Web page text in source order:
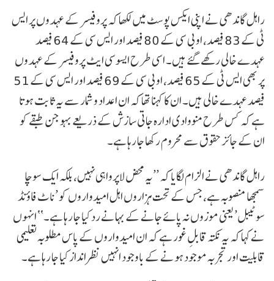
راہل گاندھی نے اپنی ایکس پوسٹ میں لکھا کہ پروفیسر کے عہدوں پر ایس
ٹی کے 83 فیصد، او بی سی کے 80 فیصد اور ایس سی کے 64 فیصد
عہدے خالی رکھے گئے ہیں۔ اسی طرح ایسوسی ایٹ پروفیسر کے عہدوں
پر بھی ایس ٹی کے 65 فیصد، او بی سی کے 69 فیصد اور ایس سی کے 51
فیصد عہدے خالی ہیں۔ ان کا کہنا تھا کہ ان اعداد و شمار سے یہ ثابت ہوتا
ہے کہ کس طرح منووادی ادارہ جاتی سازش کے ذریعے بہوجن طبقے کو
ان کے جائز حقوق سے محروم رکھا جا رہا ہے۔
راہل گاندھی نے الزام لگایا کہ ’’یہ محض لاپرواہی نہیں، بلکہ ایک سوچا
سمجھا منصوبہ ہے، جس کے تحت ہزاروں اہل امیدواروں کو ’ناٹ فاؤنڈ
سوٹیبل’ یعنی موزوں نہ پائے جانے کے بہانے رد کیا جا رہا ہے۔‘‘ انہوں
نے کہا کہ یہ نکتہ قابلِ غور ہے کہ ان امیدواروں کے پاس مطلوبہ تعلیمی
قابلیت اور تجربہ موجود ہونے کے باوجود انہیں نظرانداز کیا جا رہا ہے۔